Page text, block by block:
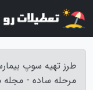
مرحله ساده - مجله